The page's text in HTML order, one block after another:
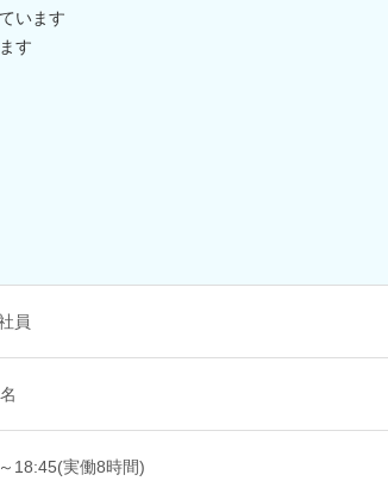
います
す
員
18:45(実働8時間)